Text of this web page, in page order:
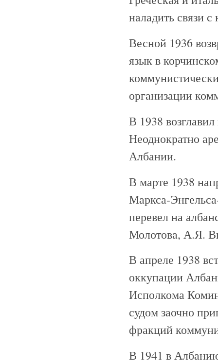
наладить связи
Весной 1936
язык в
организации
В 1938
Неоднократно
Албании.
В марте 1938
Маркса-
перевел на
Молотова, А.Я.
В апреле 1938
оккупации
Исполкома
судом заочно
фракций
В 1941 в